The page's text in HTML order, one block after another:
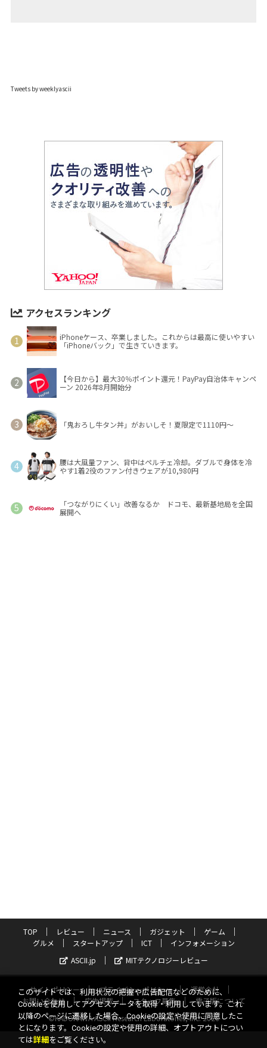
Tweets by weeklyascii
アクセスランキング
iPhoneケース、卒業しました。これからは最高に使いやすい
「iPhoneバック」で生きていきます。
【今日から】最大30％ポイント還元！PayPay自治体キャンペ
ーン 2026年8月開始分
「鬼おろし牛タン丼」がおいしそ！夏限定で1110円～
腰は大風量ファン、背中はペルチェ冷却。ダブルで身体を冷
やす1着2役のファン付きウェアが10,980円
「つながりにくい」改善なるか ドコモ、最新基地局を全国
展開へ
TOP レビュー ニュース ガジェット
ゲーム
グルメ
スタートアップ ICT
インフォメーション
ASCII.jp
MITテクノロジーレビュー
サイトポリシー プライバシーポリシー
運営会社
お問い合わせ
広告掲載 スタッフ募集
電子版について
©KADOKAWA ASCII Research Laboratories, Inc. 2026
このサイトでは、利用状況の把握や広告配信などのために、
Cookieを使用してアクセスデータを取得・利用しています。これ
以降のページに遷移した場合、Cookieの設定や使用に同意したこ
とになります。Cookieの設定や使用の詳細、オプトアウトについ
ては詳細 をご覧ください。